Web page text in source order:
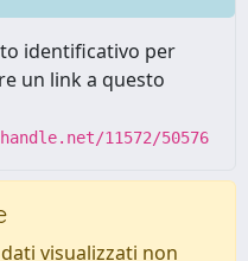
identificativo per
un link a questo
11572/50576
visualizzati non